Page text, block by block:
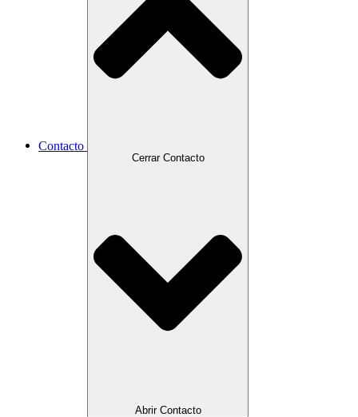
Contacto
Cerrar Contacto
Abrir Contacto